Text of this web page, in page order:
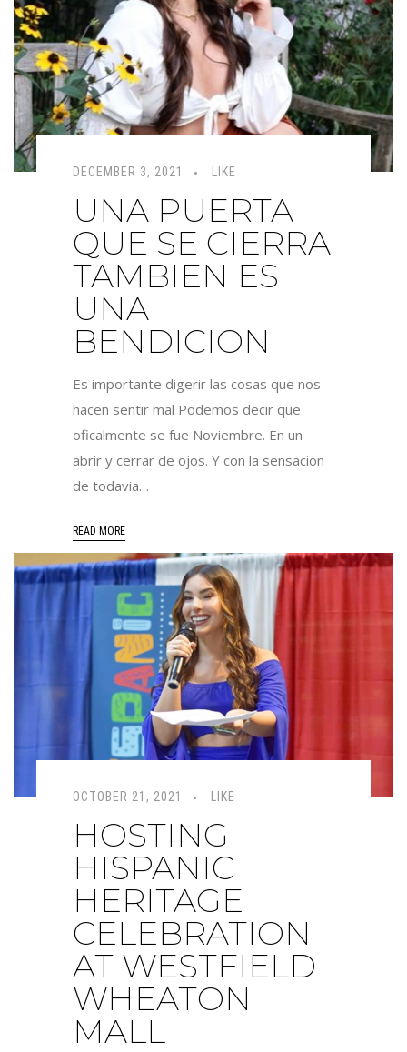
DECEMBER 3, 2021 LIKE
UNA PUERTA
QUE SE CIERRA
TAMBIEN ES
UNA
BENDICION
Es importante digerir las cosas que nos
hacen sentir mal Podemos decir que
oficalmente se fue Noviembre. En un
abrir y cerrar de ojos. Y con la sensacion
de todavia…
READ MORE
OCTOBER 21, 2021 LIKE
HOSTING
HISPANIC
HERITAGE
CELEBRATION
AT WESTFIELD
WHEATON
MALL